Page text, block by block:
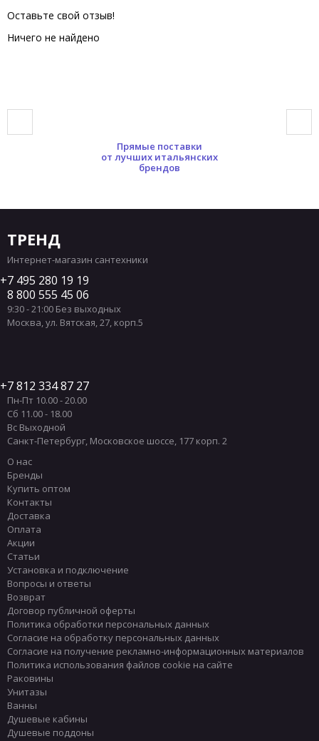
Оставьте свой отзыв!
Ничего не найдено
Прямые поставки
от лучших итальянских
брендов
ТРЕНД
Интернет-магазин сантехники
7 495 280 19 19
8 800 555 45 06
9:30 - 21:00 Без выходных
Москва,ул. Вятская, 27, корп.5
7 812 334 87 27
Пн-Пт 10.00 - 20.00
Сб 11.00 - 18.00
Вс Выходной
Санкт-Петербург, Московское шоссе, 177 корп. 2
О нас
Бренды
Купить оптом
Контакты
Доставка
Оплата
Акции
Статьи
Установка и подключение
Вопросы и ответы
Возврат
Договор публичной оферты
Политика обработки персональных данных
Согласие на обработку персональных данных
Согласие на получение рекламно-информационных материалов
Политика использования файлов cookie на сайте
Раковины
Унитазы
Ванны
Душевые кабины
Душевые поддоны